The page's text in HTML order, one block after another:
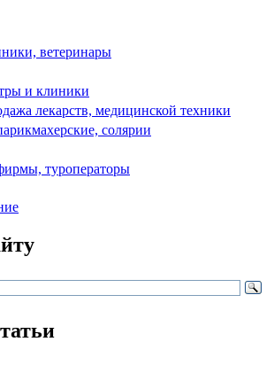
ветеринары
и клиники
лекарств, медицинской техники
солярии
туроператоры